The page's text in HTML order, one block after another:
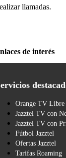
llamadas.
de interés
Orange TV Libre
Jazztel TV con
Jazztel TV con
Fútbol Jazztel
Ofertas Jazztel
Tarifas Roaming